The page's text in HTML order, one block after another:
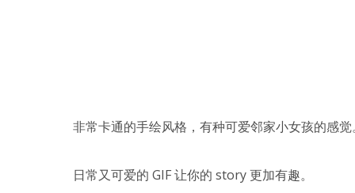
非常卡通的手绘风格，有种可爱邻家小女孩的感觉
日常又可爱的 GIF 让你的 story 更加有趣。